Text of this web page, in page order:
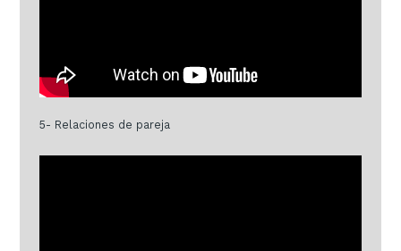
5- Relaciones de pareja